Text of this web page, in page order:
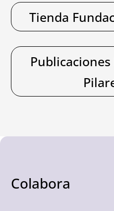
Tienda
Colabora